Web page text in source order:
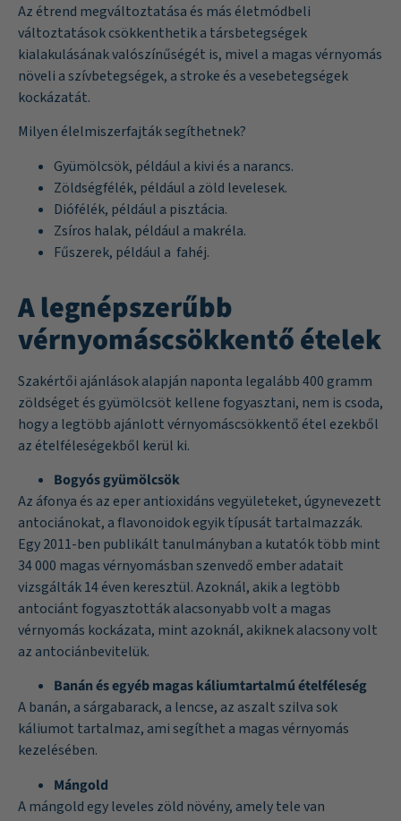
Az étrend megváltoztatása és más életmódbeli
változtatások csökkenthetik a társbetegségek
kialakulásának valószínűségét is, mivel a magas vérnyomás
növeli a szívbetegségek, a stroke és a vesebetegségek
kockázatát.
Milyen élelmiszerfajták segíthetnek?
Gyümölcsök, például a kivi és a narancs.
Zöldségfélék, például a zöld levelesek.
Diófélék, például a pisztácia.
Zsíros halak, például a makréla.
Fűszerek, például a fahéj.
A legnépszerűbb
vérnyomáscsökkentő ételek
Szakértői ajánlások alapján naponta legalább 400 gramm
zöldséget és gyümölcsöt kellene fogyasztani, nem is csoda,
hogy a legtöbb ajánlott vérnyomáscsökkentő étel ezekből
az ételféleségekből kerül ki.
Bogyós gyümölcsök
Az áfonya és az eper antioxidáns vegyületeket, úgynevezett
antociánokat, a flavonoidok egyik típusát tartalmazzák.
Egy 2011-ben publikált tanulmányban a kutatók több mint
34 000 magas vérnyomásban szenvedő ember adatait
vizsgálták 14 éven keresztül. Azoknál, akik a legtöbb
antociánt fogyasztották alacsonyabb volt a magas
vérnyomás kockázata, mint azoknál, akiknek alacsony volt
az antociánbevitelük.
Banán és egyéb magas káliumtartalmú ételféleség
A banán, a sárgabarack, a lencse, az aszalt szilva sok
káliumot tartalmaz, ami segíthet a magas vérnyomás
kezelésében.
Mángold
A mángold egy leveles zöld növény, amely tele van